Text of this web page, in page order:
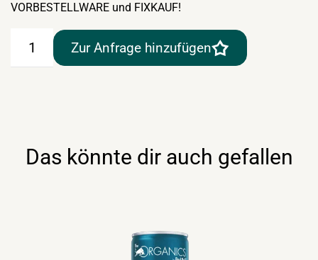
VORBESTELLWARE und FIXKAUF!
Organics
Black
Zur Anfrage hinzufügen
Das könnte dir auch gefallen